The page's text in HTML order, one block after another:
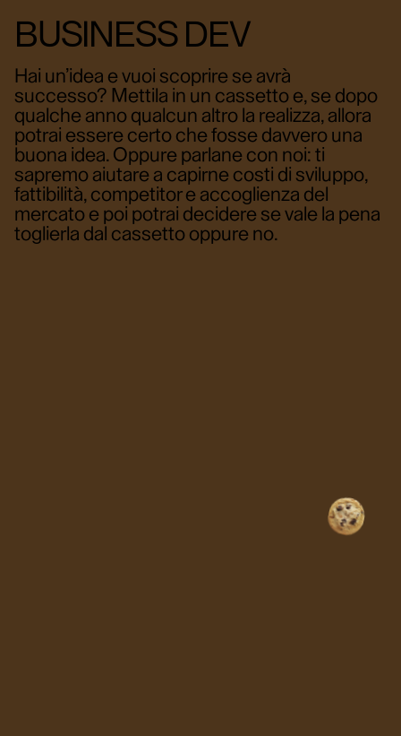
BUSINESS DEV
Hai un’idea e vuoi scoprire se avrà
successo? Mettila in un cassetto e, se dopo
qualche anno qualcun altro la realizza, allora
potrai essere certo che fosse davvero una
buona idea. Oppure parlane con noi: ti
sapremo aiutare a capirne costi di sviluppo,
fattibilità, competitor e accoglienza del
mercato e poi potrai decidere se vale la pena
toglierla dal cassetto oppure no.